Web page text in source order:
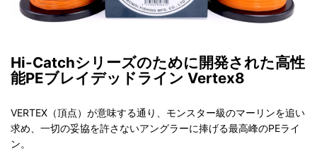
Hi-Catchシリーズのために開発された高性
能PEブレイデッドライン Vertex8
VERTEX（頂点）が意味する通り、モンスター級のマーリンを追い
求め、一切の妥協を許さないアングラーに捧げる最高峰のPEライ
ン。